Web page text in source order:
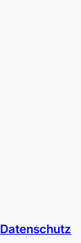
Datenschutz